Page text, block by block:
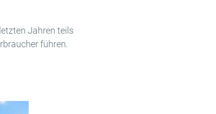
Jahren teils
führen.